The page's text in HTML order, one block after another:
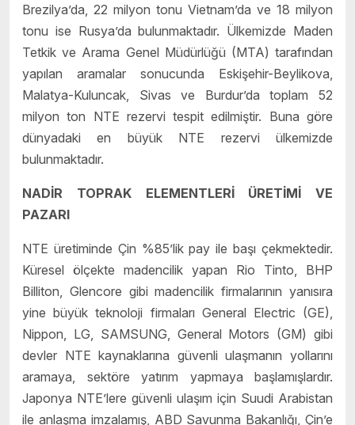
Brezilya’da, 22 milyon tonu Vietnam’da ve 18 milyon
tonu ise Rusya’da bulunmaktadır. Ülkemizde Maden
Tetkik ve Arama Genel Müdürlüğü (MTA) tarafından
yapılan aramalar sonucunda Eskişehir-Beylikova,
Malatya-Kuluncak, Sivas ve Burdur’da toplam 52
milyon ton NTE rezervi tespit edilmiştir. Buna göre
dünyadaki en büyük NTE rezervi ülkemizde
bulunmaktadır.
NADİR TOPRAK ELEMENTLERİ ÜRETİMİ VE
PAZARI
NTE üretiminde Çin %85’lik pay ile başı çekmektedir.
Küresel ölçekte madencilik yapan Rio Tinto, BHP
Billiton, Glencore gibi madencilik firmalarının yanısıra
yine büyük teknoloji firmaları General Electric (GE),
Nippon, LG, SAMSUNG, General Motors (GM) gibi
devler NTE kaynaklarına güvenli ulaşmanın yollarını
aramaya, sektöre yatırım yapmaya başlamışlardır.
Japonya NTE’lere güvenli ulaşım için Suudi Arabistan
ile anlaşma imzalamış, ABD Savunma Bakanlığı, Çin’e